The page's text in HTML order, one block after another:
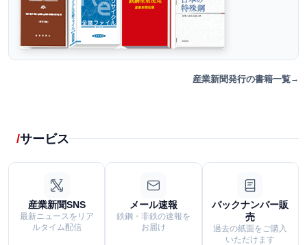
産業新聞発行の書籍一覧
サービス
産業新聞SNS
最新ニュースをリア
ルタイム配信
メール速報
鉄鋼・非鉄の速報を
お届け
バックナンバー販
売
過去の紙面をご購入
いただけます